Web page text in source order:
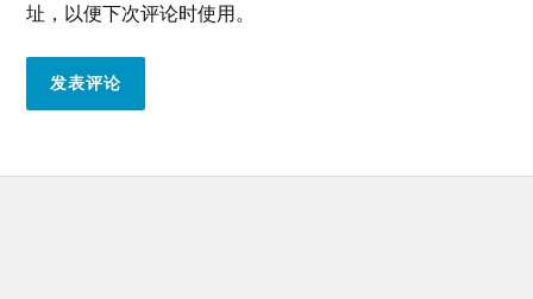
址，以便下次评论时使用。